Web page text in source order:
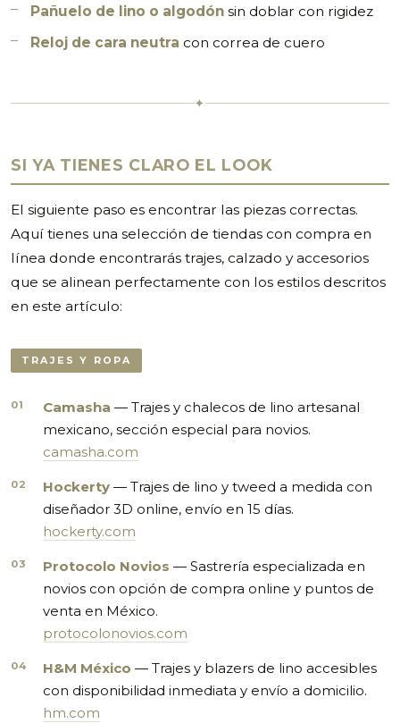
Pañuelo de lino o algodón sin doblar con rigidez
Reloj de cara neutra con correa de cuero
✦
SI YA TIENES CLARO EL LOOK
El siguiente paso es encontrar las piezas correctas.
Aquí tienes una selección de tiendas con compra en
línea donde encontrarás trajes, calzado y accesorios
que se alinean perfectamente con los estilos descritos
en este artículo:
TRAJES Y ROPA
Camasha — Trajes y chalecos de lino artesanal
mexicano, sección especial para novios.
camasha.com
Hockerty — Trajes de lino y tweed a medida con
diseñador 3D online, envío en 15 días.
hockerty.com
Protocolo Novios — Sastrería especializada en
novios con opción de compra online y puntos de
venta en México.
protocolonovios.com
H&M México — Trajes y blazers de lino accesibles
con disponibilidad inmediata y envío a domicilio.
hm.com